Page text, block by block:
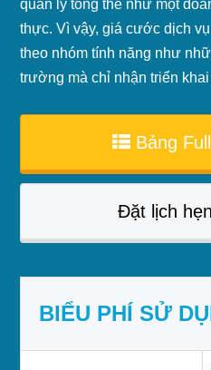
quản lý tổng thể như một
thực. Vì vậy, giá cước dịch
theo nhóm tính năng như
trường mà chỉ nhận triển khai
Bảng
Đặt lịch
BIỂU PHÍ SỬ